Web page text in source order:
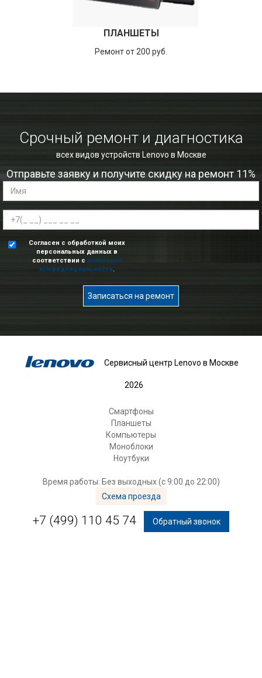
ПЛАНШЕТЫ
Ремонт от 200 руб.
Срочный ремонт и диагностика
всех видов устройств Lenovo в Москве
Отправьте заявку и получите скидку на ремонт 11%
Согласен с обработкой моих
персональных данных в
соответствии с политикой
конфиденциальности.
Записаться на ремонт
Сервисный центр Lenovo в Москве
2026
Смартфоны
Планшеты
Компьютеры
Моноблоки
Ноутбуки
Время работы: Без выходных (с 9:00 до 22:00)
Схема проезда
+7 (499) 110 45 74 Обратный звонок